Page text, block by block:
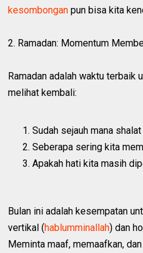
kesombongan pun bisa kita
2. Ramadan: Momentum
Ramadan adalah waktu terbaik
melihat kembali:
Sudah sejauh mana
Seberapa sering kita
Apakah hati kita masih
Bulan ini adalah kesempatan
vertikal (hablumminallah) dan
Meminta maaf, memaafkan,